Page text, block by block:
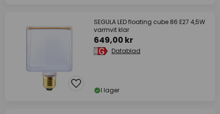
SEGULA LED floating cube 86 E27 4,5W
varmvit klar
649,00 kr
Datablad
I lager